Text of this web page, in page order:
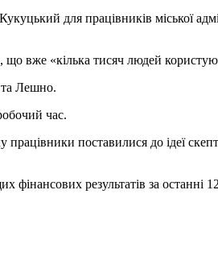
для працівників міської
що вже «кілька тисяч людей
та Лешно.
час.
поставилися до ідеї
фінансових результатів за